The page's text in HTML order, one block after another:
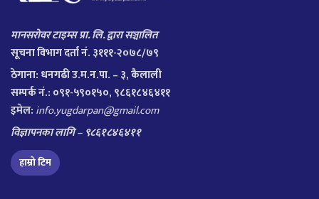
मानसरोवर टाइम्स प्रा. लि. द्वारा सञ्चालित
सूचना विभाग दर्ता नं. ३१११-२०७८/७९
ठेगाना: धनगढी उ.म.न.पा. – ३, कैलाली
सम्पर्क नं.: ०९१-५९०१५०, ९८६१८४६४११
इमेल: info.yugdarpan@gmail.com
विज्ञापनका लागि – ९८६१८४६४११
हाम्रो टिम